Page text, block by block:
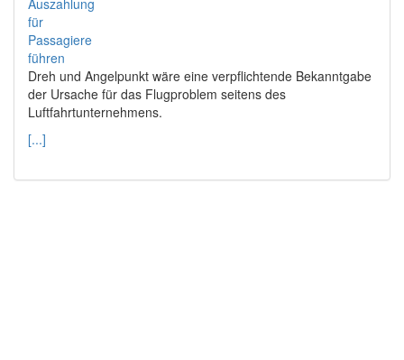
Dreh und Angelpunkt wäre eine verpflichtende Bekanntgabe
der Ursache für das Flugproblem seitens des
Luftfahrtunternehmens.
[...]